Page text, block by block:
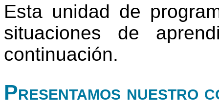
Esta unidad de
situaciones de
continuación.
Presentamos nuestro